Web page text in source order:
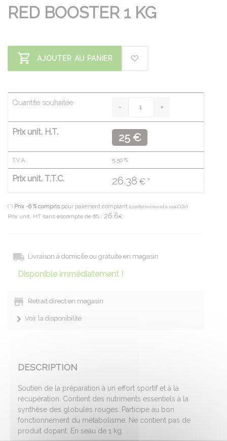
RED BOOSTER 1 KG
AJOUTER AU PANIER
Quantité souhaitée
Prix unit. H.T. 25 €
T.V.A. 5.50 %
Prix unit. T.T.C. 26.38 € *
(*) Prix -6 % compris pour paiement comptant (conformément à nos CGV)
Prix unit. HT sans escompte de 6% : 26.6€
Livraison à domicile ou gratuite en magasin
Disponible immédiatement !
Retrait direct en magasin
Voir la disponibilité
DESCRIPTION
Soutien de la préparation à un effort sportif et à la
récupération. Contient des nutriments essentiels à la
synthèse des globules rouges. Participe au bon
fonctionnement du métabolisme. Ne contient pas de
produit dopant. En seau de 1 kg.